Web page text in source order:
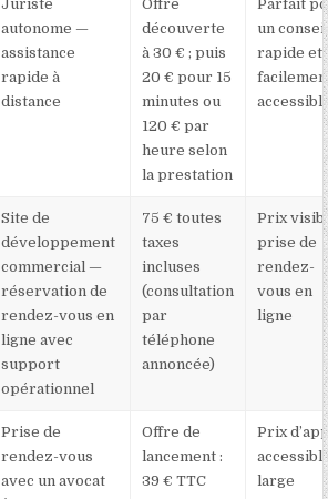
Juriste
autonome —
assistance
rapide à
distance
Offre
découverte
à 30 € ; puis
20 € pour 15
minutes ou
120 € par
heure selon
la prestation
Parfait
un
rapide et
Site de
développement
commercial —
réservation de
rendez-vous en
ligne avec
support
opérationnel
75 € toutes
taxes
incluses
(consultation
par
téléphone
annoncée)
Prix
prise de
rendez-
vous en
ligne
Prise de
rendez-vous
avec un avocat
Offre de
lancement :
39 € TTC
Prix
large